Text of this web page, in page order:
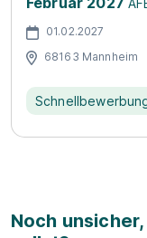
01.02.2027
68163 Mannheim
Noch